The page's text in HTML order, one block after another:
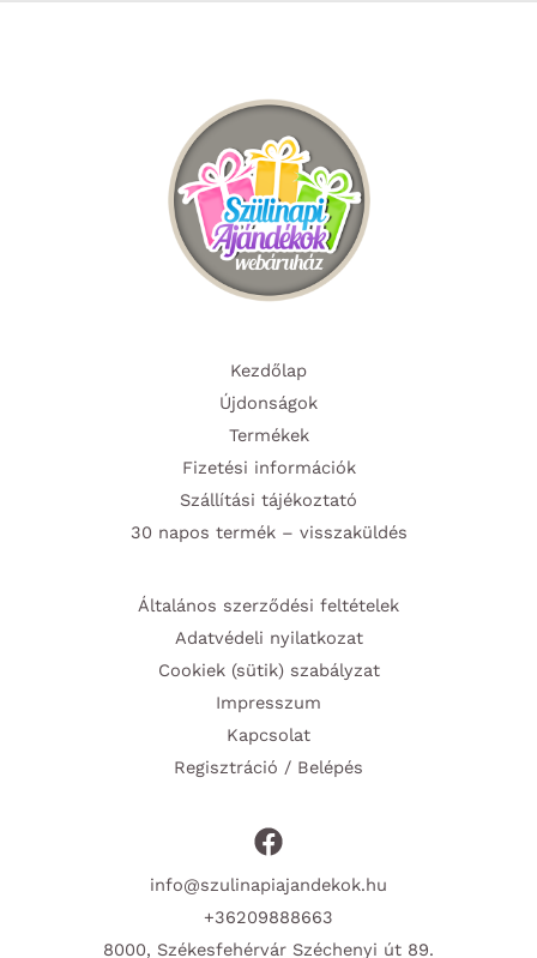
Kezdőlap
Újdonságok
Termékek
Fizetési információk
Szállítási tájékoztató
30 napos termék – visszaküldés
Általános szerződési feltételek
Adatvédeli nyilatkozat
Cookiek (sütik) szabályzat
Impresszum
Kapcsolat
Regisztráció / Belépés
info@szulinapiajandekok.hu
+36209888663
8000, Székesfehérvár Széchenyi út 89.